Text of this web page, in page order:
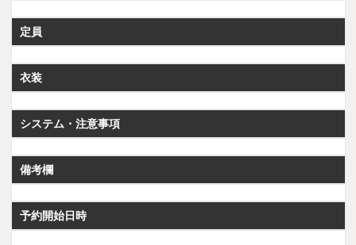
定員
衣装
システム・注意事項
備考欄
予約開始日時